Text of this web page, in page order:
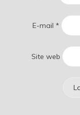
E-mail *
Site web